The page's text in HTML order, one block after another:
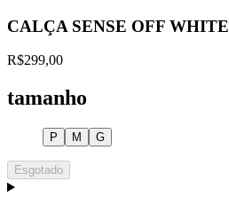
CALÇA SENSE OFF WHITE
R$299,00
tamanho
P M G
Esgotado